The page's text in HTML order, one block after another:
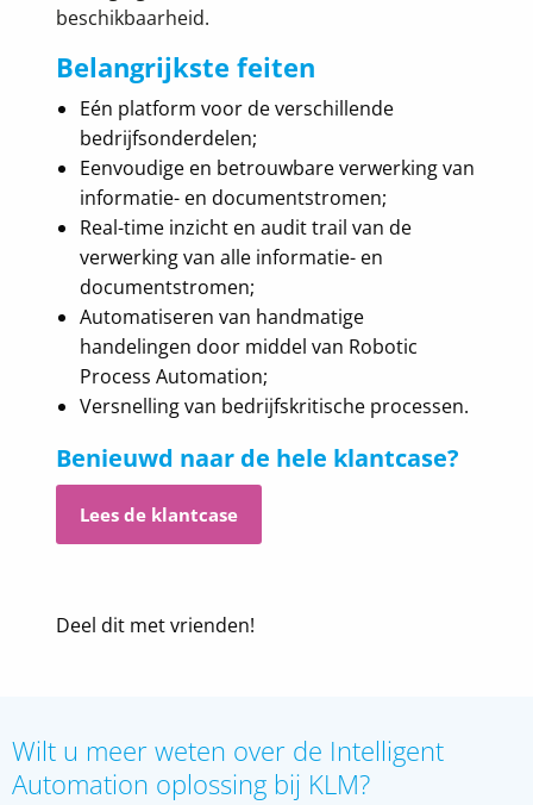
beschikbaarheid.
Belangrijkste feiten
Eén platform voor de verschillende
bedrijfsonderdelen;
Eenvoudige en betrouwbare verwerking van
informatie- en documentstromen;
Real-time inzicht en audit trail van de
verwerking van alle informatie- en
documentstromen;
Automatiseren van handmatige
handelingen door middel van Robotic
Process Automation;
Versnelling van bedrijfskritische processen.
Benieuwd naar de hele klantcase?
Lees de klantcase
Deel dit met vrienden!
Wilt u meer weten over de Intelligent
Automation oplossing bij KLM?